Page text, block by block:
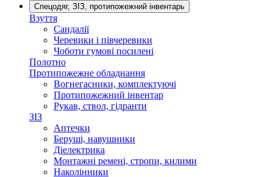
Спецодяг, ЗІЗ, протипожежний інвентарь
Взуття
Сандалії
Черевики і півчеревики
Чоботи гумові посилені
Полотно
Протипожежне обладнання
Вогнегасники, комплектуючі
Протипожежний інвентар
Рукав, ствол, гідранти
ЗІЗ
Аптечки
Беруші, навушники
Діелектрика
Монтажні ремені, стропи, килими
Наколінники